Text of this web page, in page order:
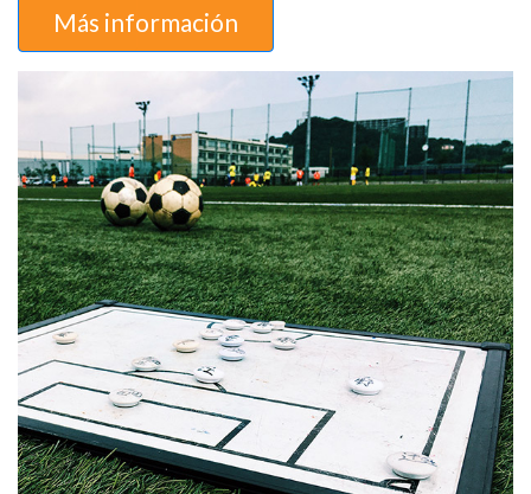
Más información